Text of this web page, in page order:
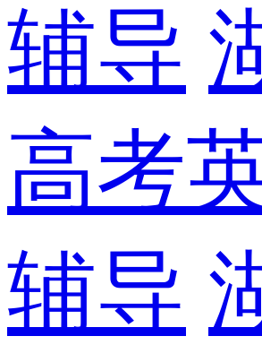
辅导
高考
辅导